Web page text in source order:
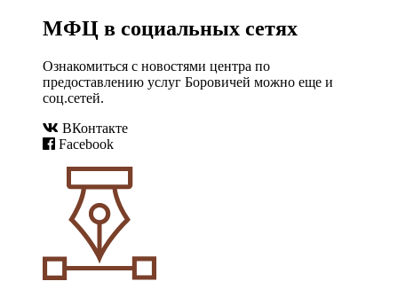
МФЦ в социальных сетях
Ознакомиться с новостями центра по
предоставлению услуг Боровичей можно еще и
соц.сетей.
ВКонтакте
Facebook